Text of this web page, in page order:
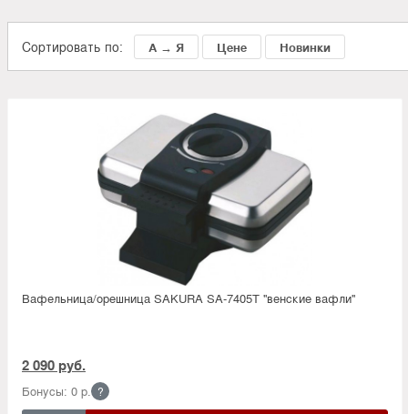
Сортировать по: А → Я Цене Новинки
Вафельница/орешница SAKURA SA-7405T ''венские вафли''
2 090 руб.
Бонусы: 0 р. ?